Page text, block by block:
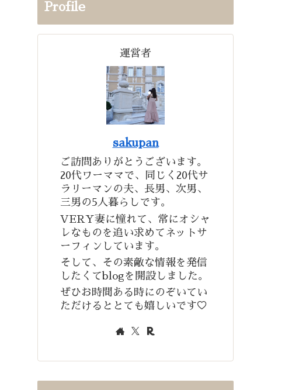
Profile
運営者
sakupan
ご訪問ありがとうございます。
20代ワーママで、同じく20代サ
ラリーマンの夫、長男、次男、
三男の5人暮らしです。
VERY妻に憧れて、常にオシャ
レなものを追い求めてネットサ
ーフィンしています。
そして、その素敵な情報を発信
したくてblogを開設しました。
ぜひお時間ある時にのぞいてい
ただけるととても嬉しいです♡